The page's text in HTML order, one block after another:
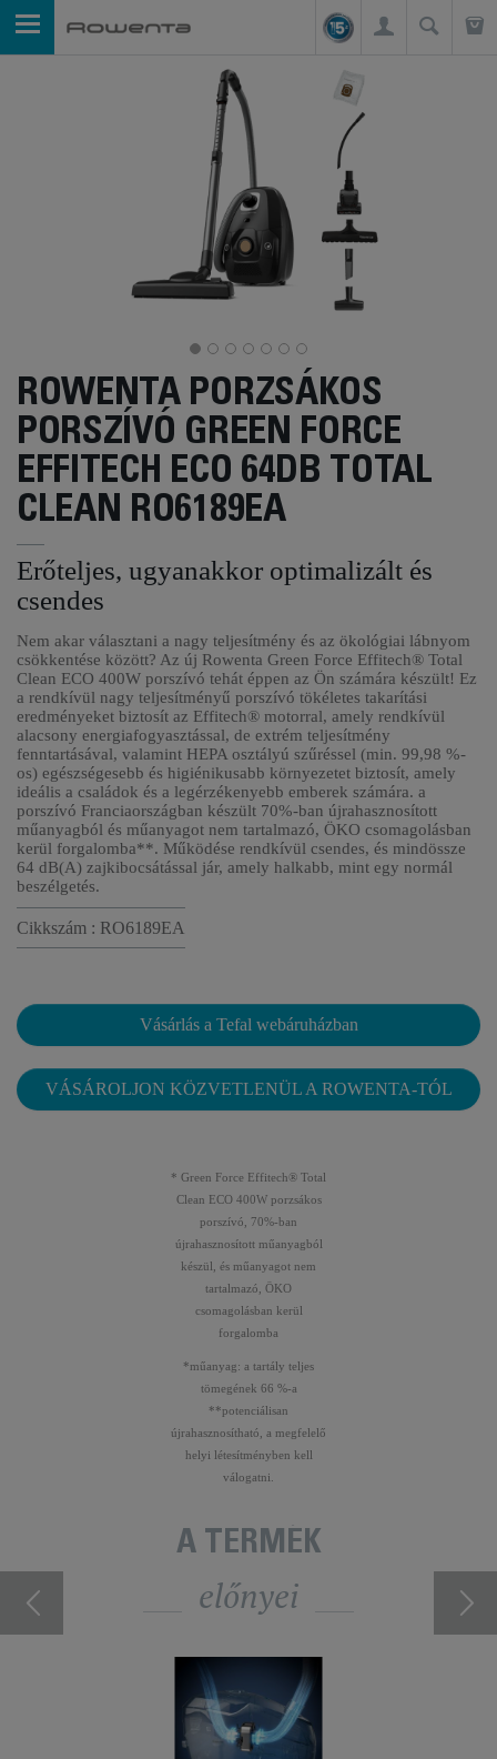
ROWENTA PORZSÁKOS
PORSZÍVÓ GREEN FORCE
EFFITECH ECO 64DB TOTAL
CLEAN RO6189EA
Erőteljes, ugyanakkor optimalizált és
csendes
Nem akar választani a nagy teljesítmény és az ökológiai lábnyom
csökkentése között? Az új Rowenta Green Force Effitech® Total
Clean ECO 400W porszívó tehát éppen az Ön számára készült! Ez
a rendkívül nagy teljesítményű porszívó tökéletes takarítási
eredményeket biztosít az Effitech® motorral, amely rendkívül
alacsony energiafogyasztással, de extrém teljesítmény
fenntartásával, valamint HEPA osztályú szűréssel (min. 99,98 %-
os) egészségesebb és higiénikusabb környezetet biztosít, amely
ideális a családok és a legérzékenyebb emberek számára. a
porszívó Franciaországban készült 70%-ban újrahasznosított
műanyagból és műanyagot nem tartalmazó, ÖKO csomagolásban
kerül forgalomba**. Működése rendkívül csendes, és mindössze
64 dB(A) zajkibocsátással jár, amely halkabb, mint egy normál
beszélgetés.
Cikkszám : RO6189EA
Vásárlás a Tefal webáruházban
VÁSÁROLJON KÖZVETLENÜL A ROWENTA-TÓL
* Green Force Effitech® Total
Clean ECO 400W porzsákos
porszívó, 70%-ban
újrahasznosított műanyagból
készül, és műanyagot nem
tartalmazó, ÖKO
csomagolásban kerül
forgalomba
*műanyag: a tartály teljes
tömegének 66 %-a
**potenciálisan
újrahasznosítható, a megfelelő
helyi létesítményben kell
válogatni.
A TERMÉK
előnyei